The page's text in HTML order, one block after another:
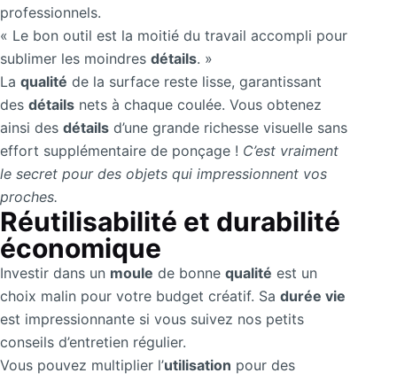
professionnels.
« Le bon outil est la moitié du travail accompli pour
sublimer les moindres détails. »
La qualité de la surface reste lisse, garantissant
des détails nets à chaque coulée. Vous obtenez
ainsi des détails d’une grande richesse visuelle sans
effort supplémentaire de ponçage ! C’est vraiment
le secret pour des objets qui impressionnent vos
proches.
Réutilisabilité et durabilité
économique
Investir dans un moule de bonne qualité est un
choix malin pour votre budget créatif. Sa durée vie
est impressionnante si vous suivez nos petits
conseils d’entretien régulier.
Vous pouvez multiplier l’utilisation pour des